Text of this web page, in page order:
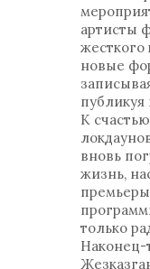
артисты
жесткого
новые
публикуя
К
вновь
жизнь,
только
Наконец-